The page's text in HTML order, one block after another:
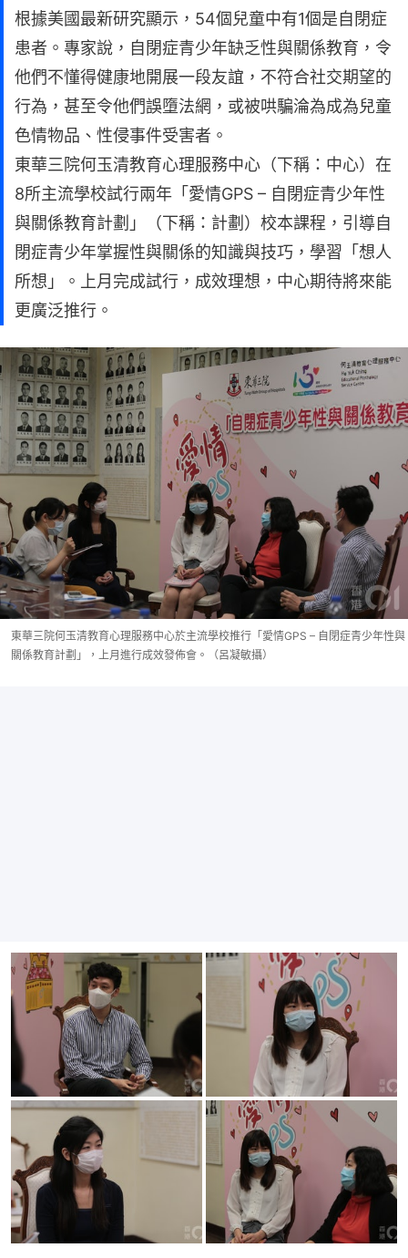
根據美國最新研究顯示，54個兒童中有1個是自閉症
患者。專家說，自閉症青少年缺乏性與關係教育，令
他們不懂得健康地開展一段友誼，不符合社交期望的
行為，甚至令他們誤墮法網，或被哄騙淪為成為兒童
色情物品、性侵事件受害者。
東華三院何玉清教育心理服務中心（下稱：中心）在
8所主流學校試行兩年「愛情GPS – 自閉症青少年性
與關係教育計劃」（下稱：計劃）校本課程，引導自
閉症青少年掌握性與關係的知識與技巧，學習「想人
所想」。上月完成試行，成效理想，中心期待將來能
更廣泛推行。
東華三院何玉清教育心理服務中心於主流學校推行「愛情GPS – 自閉症青少年性與
關係教育計劃」，上月進行成效發佈會。（呂凝敏攝）